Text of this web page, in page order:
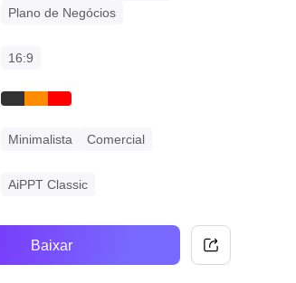
Plano de Negócios
16:9
blackorange
red
Minimalista Comercial
AiPPT Classic
Baixar